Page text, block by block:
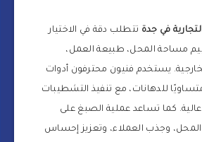
في جدة تتطلب دقة في الاختيار
مساحة المحل، طبيعة العمل،
يستخدم فنيون محترفون أدوات
للدهانات، مع تنفيذ التشطيبات
عالية. كما تساعد عملية الصبغ على
وجذب العملاء، وتعزيز إحساس